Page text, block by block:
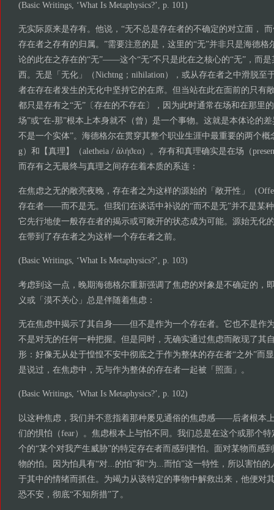
(Basic Writings, ‘What Is Metaphysics?’, p. 101)
无实际原来是存有。他说，“无不总是存在者的不确定的对立面，
存在者之存有的归属。”需要注意的是，这里的“无”并非只是海德格
论的此在之存在的“无”——这个“无”不只是此在之核心的“无”，而
西。无是「无化」（Nichtng；nihilation），或从存在者之中滑脱至
者在存在者发生的无化中坚持它的在席。但当站在此在面前的只有
都只是存有之“无”〔存在的不存在〕，因为此时通常在场和在那里
场”或“在-那”根本上本身就不（曾）是一个事物。这就是本体论的差
不是一个实体”。海德格尔在贯穿其整个职业生涯中最重要的两个概
g）和【真理】（aletheia / ἀλήϑεα）。存有和真理确实是在场（
而存有之无最终与真理之间存在着本质的系连：
在焦虑之无的敞亮夜晚，存在者之为这样的源始的「敞开性」（
存在者——而不是无。但我们在谈话中补说的“而不是无”并不是某
它先行地使一般存在者的揭示或可敞开的状态成为可能。源始无化
在带到了存在者之为这样一个存在者之前。
(Basic Writings, ‘What Is Metaphysics?’, p. 103)
考虑到这一点，晚期海德格尔重新强调了焦虑的对象是不确定的，
义或「漠不关心」总是伴随着焦虑：
无在焦虑中揭示了其自身——但不是作为一个存在者。它也不是作
不是对无的任何一种把握。但是同时，无确实通过焦虑而敞现了其
形：好像无从处于惶惶不安中彻底之于作为整体的存在者“之外”而
是说过，在焦虑中，无与作为整体的存在者一起被「照面」。
(Basic Writings, ‘What Is Metaphysics?’, p. 102)
以这种焦虑，我们并不意指着那种屡见通俗的焦虑感——后者根本
们的惧怕（fear）。焦虑根本上与怕不同。我们总是在这个或那个
个的“某个对我产生威胁”的特定存在者而感到害怕。面对某物而感
物的怕。因为怕具有“对...的怕”和“为...而怕”这一特性，所以害怕
于其中的情绪而抓住。为竭力从该特定的事物中解救出来，他便对
恐不安，彻底“不知所措”了。